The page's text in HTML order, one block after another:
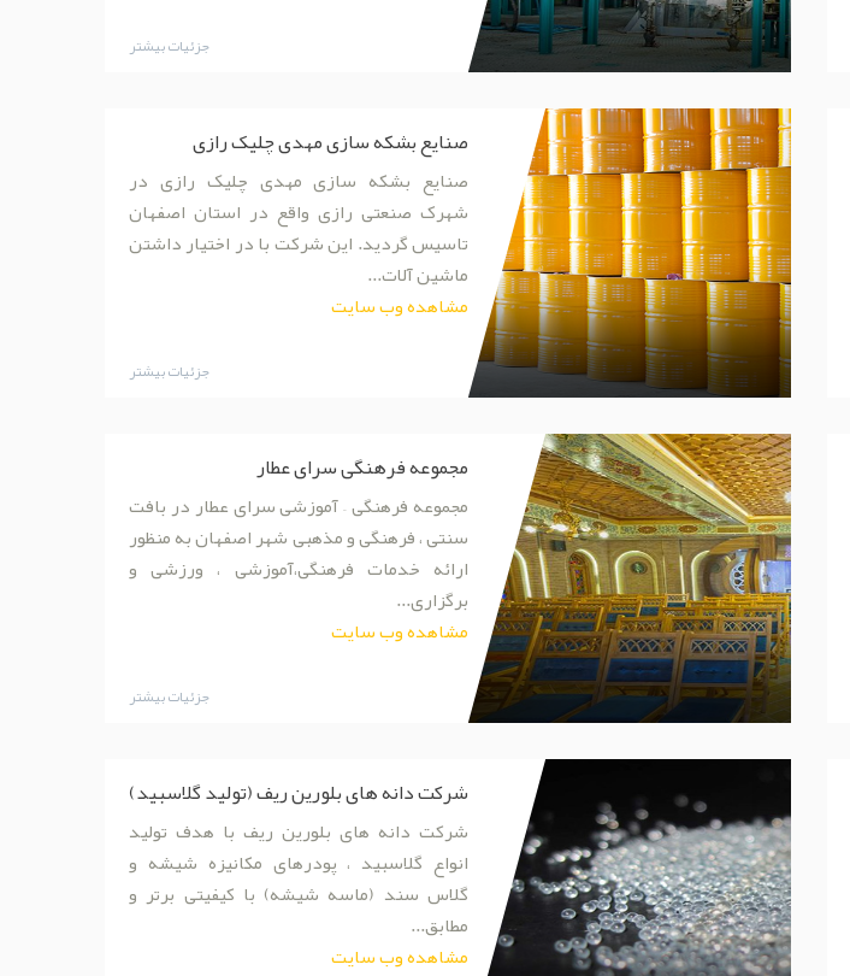
جزئیات بیشتر
صنایع بشکه سازی مهدی چلیک رازی
صنایع بشکه سازی مهدی چلیک رازی در
شهرک صنعتی رازی واقع در استان اصفهان
تاسیس گردید. این شرکت با در اختیار داشتن
ماشین آلات...
مشاهده وب سایت
جزئیات بیشتر
مجموعه فرهنگی سرای عطار
مجموعه فرهنگی – آموزشی سرای عطار در بافت
سنتی ، فرهنگی و مذهبی شهر اصفهان به منظور
ارائه خدمات فرهنگی،آموزشی ، ورزشی و
برگزاری...
مشاهده وب سایت
جزئیات بیشتر
شرکت دانه های بلورین ریف (تولید گلاسبید)
شرکت دانه های بلورین ریف با هدف تولید
انواع گلاسبید ، پودرهای مکانیزه شیشه و
گلاس سند (ماسه شیشه) با کیفیتی برتر و
مطابق...
مشاهده وب سایت